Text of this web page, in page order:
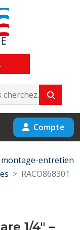
Compte
montage-entretien
RACO868301
1/4" –